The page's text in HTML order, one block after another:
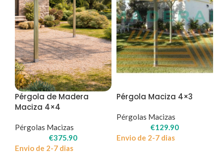
Pérgola de Madera
Maciza 4×4
Pérgolas Macizas
€375.90
Envio de 2-7 dias
Pérgola Maciza 4×3
Pérgolas Macizas
€129.90
Envio de 2-7 dias